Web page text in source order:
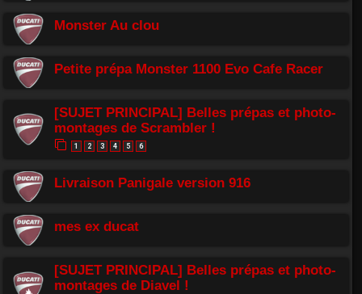
Monster Au clou
Petite prépa Monster 1100 Evo Cafe Racer
[SUJET PRINCIPAL] Belles prépas et photo-
montages de Scrambler !
1 2 3 4 5 6
Livraison Panigale version 916
mes ex ducat
[SUJET PRINCIPAL] Belles prépas et photo-
montages de Diavel !